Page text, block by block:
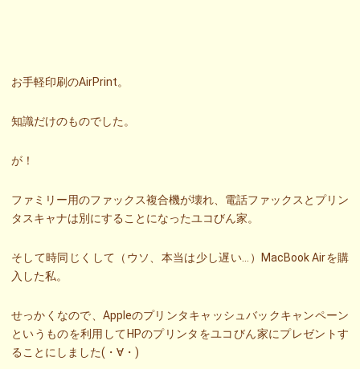
お手軽印刷のAirPrint。
知識だけのものでした。
が！
ファミリー用のファックス複合機が壊れ、電話ファックスとプリン
タスキャナは別にすることになったユコびん家。
そして時同じくして（ウソ、本当は少し遅い…）MacBook Airを購
入した私。
せっかくなので、Appleのプリンタキャッシュバックキャンペーン
というものを利用してHPのプリンタをユコびん家にプレゼントす
ることにしました(・∀・)